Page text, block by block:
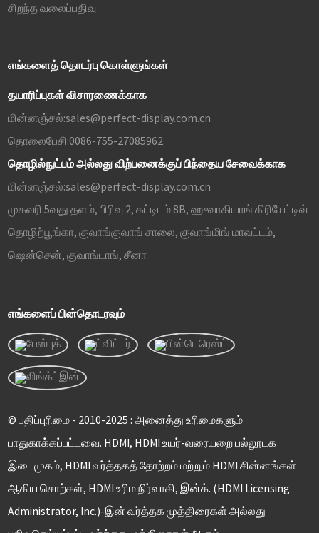
சிறந்த வலைப்பதிவு
எங்களைத் தொடர்பு கொள்ளுங்கள்
தயாரிப்புகள் விசாரணைக்காக
மின்னஞ்சல்:sales@perfect-display.com.cn
தொலைபேசி:0086-755-27085962
தொழில்நுட்பம் அல்லது விற்பனைக்குப் பிந்தைய சேவைக்காக
மின்னஞ்சல்:sales@perfect-display.com.cn
முகவரி:5வது தளம், பிரிவு 2, கட்டிடம் 8B, ஹுவாகியாங் கிரியேட்டிவ்
தொழிற்பூங்கா, குவாங்குவாங் சாலை, குவாங்மிங் மாவட்டம்,
ஷென்சென், குவாங்டாங், சீனா
எங்களைப் பின்தொடரவும்
© பதிப்புரிமை - 2010-2025 : அனைத்து உரிமைகளும்
பாதுகாக்கப்பட்டவை. HDMI, HDMI உயர்-வரையறை பல்லூடக
இடைமுகம், HDMI வர்த்தகத் தோற்றம் மற்றும் HDMI சின்னங்கள்
ஆகிய சொற்கள், HDMI உரிம நிர்வாகி, இன்க். (HDMI Licensing
Administrator, Inc.)-இன் வர்த்தக முத்திரைகள் அல்லது